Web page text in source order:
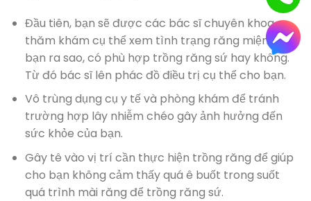
Đầu tiên, bạn sẽ được các bác sĩ chuyên khoa
thăm khám cụ thể xem tình trạng răng miệng của
bạn ra sao, có phù hợp trồng răng sứ hay không.
Từ đó bác sĩ lên phác đồ điều trị cụ thể cho bạn.
Vô trùng dụng cụ y tế và phòng khám để tránh
trường hợp lây nhiễm chéo gây ảnh hưởng đến
sức khỏe của bạn.
Gây tê vào vị trí cần thực hiện trồng răng để giúp
cho bạn không cảm thấy quá ê buốt trong suốt
quá trình mài răng để trồng răng sứ.